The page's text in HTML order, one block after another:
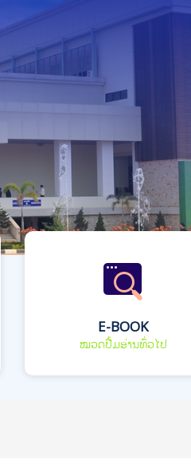
E-BOOK
ໝວດປື້ມອ່ານທົ່ວໄປ